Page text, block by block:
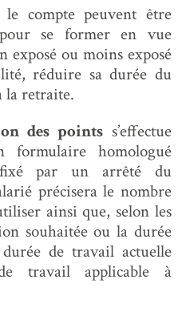
compte peuvent être
se former en vue
exposé ou moins exposé
réduire sa durée du
la retraite.
des pointss’effectue
formulaire homologué
par un arrêté du
précisera le nombre
ainsi que, selon les
souhaitée ou la durée
de travail actuelle
travail applicable à